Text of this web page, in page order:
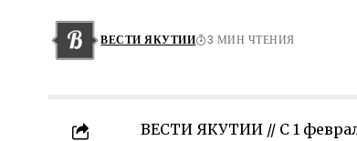
ВЕСТИ ЯКУТИИ 3 МИН ЧТЕНИЯ
ВЕСТИ ЯКУТИИ // С 1